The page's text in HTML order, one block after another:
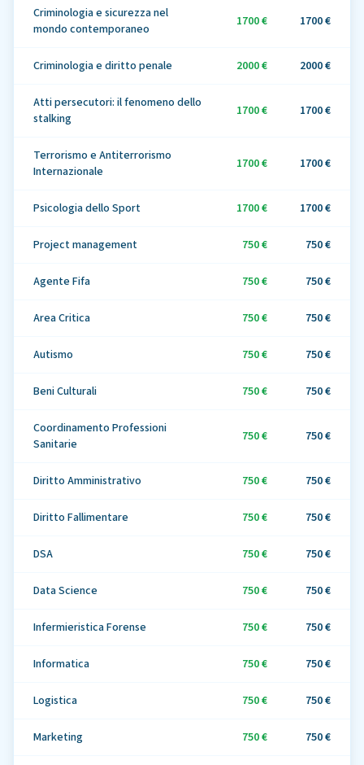
Criminologia e sicurezza nel
mondo contemporaneo
1700 € 1700 €
Criminologia e diritto penale 2000 € 2000 €
Atti persecutori: il fenomeno dello
stalking
1700 € 1700 €
Terrorismo e Antiterrorismo
Internazionale
1700 € 1700 €
Psicologia dello Sport 1700 € 1700 €
Project management 750 € 750 €
Agente Fifa 750 € 750 €
Area Critica 750 € 750 €
Autismo 750 € 750 €
Beni Culturali 750 € 750 €
Coordinamento Professioni
Sanitarie
750 € 750 €
Diritto Amministrativo 750 € 750 €
Diritto Fallimentare 750 € 750 €
DSA 750 € 750 €
Data Science 750 € 750 €
Infermieristica Forense 750 € 750 €
Informatica 750 € 750 €
Logistica 750 € 750 €
Marketing 750 € 750 €